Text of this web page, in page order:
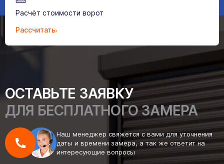
Расчёт стоимости ворот
Рассчитать
ОСТАВЬТЕ ЗАЯВКУ
ДЛЯ БЕСПЛАТНОГО ЗАМЕРА
Наш менеджер свяжется с вами для уточнения
даты и времени замера, а так же ответит на
интересующие вопросы